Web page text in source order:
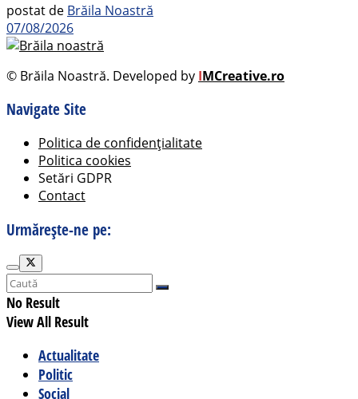
postat de Brăila Noastră
07/08/2026
© Brăila Noastră. Developed by IMCreative.ro
Navigate Site
Politica de confidențialitate
Politica cookies
Setări GDPR
Contact
Urmărește-ne pe:
No Result
View All Result
Actualitate
Politic
Social